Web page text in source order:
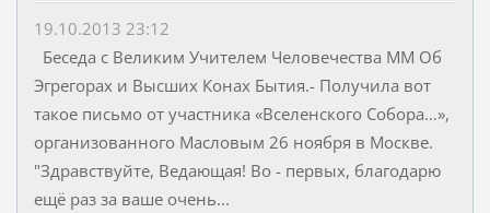
19.10.2013 23:12
Беседа с Великим Учителем Человечества ММ Об
Эгрегорах и Высших Конах Бытия.- Получила вот
такое письмо от участника «Вселенского Собора…»,
организованного Масловым 26 ноября в Москве.
"Здравствуйте, Ведающая! Во - первых, благодарю
ещё раз за ваше очень...